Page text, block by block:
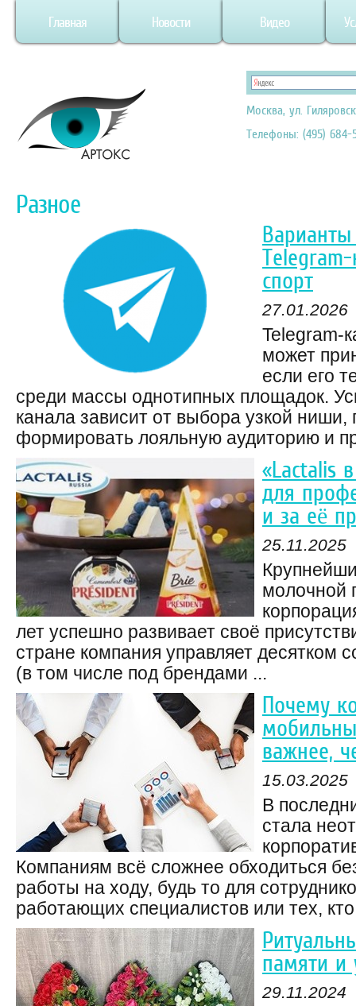
Главная Новости Видео
Москва, ул.
Телефоны: (495) 684-
Разное
спорт
27.01.2026
Telegram-
может
если его
среди массы однотипных площадок.
канала зависит от выбора узкой
формировать лояльную аудиторию и
«Lactalis
для
и за её
25.11.2025
молочной
лет успешно развивает своё
стране компания управляет десятком
(в том числе под брендами ...
Почему
важнее,
15.03.2025
В
стала
Компаниям всё сложнее обходиться
работы на ходу, будь то для
работающих специалистов или тех,
памяти и
29.11.2024